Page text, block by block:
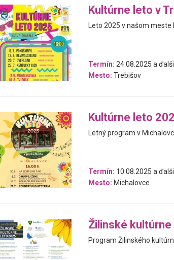
Kultúrne leto v
Leto 2025 v našom
Termín: 24.08.2025 a
Mesto: Trebišov
Kultúrne leto
Letný program v
Termín: 10.08.2025 a
Mesto: Michalovce
Žilinské
Program Žilinského